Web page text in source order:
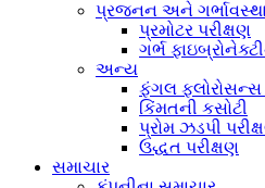
પ્રજનન અને
પ્રમોટર પરીક્ષણ
ગર્ભ
અન્ય
ફંગલ
કિંમતની કસોટી
પ્રોમ ઝડપી
ઉદ્ધત પરીક્ષણ
સમાચાર